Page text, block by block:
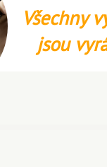
Všechny
jsou